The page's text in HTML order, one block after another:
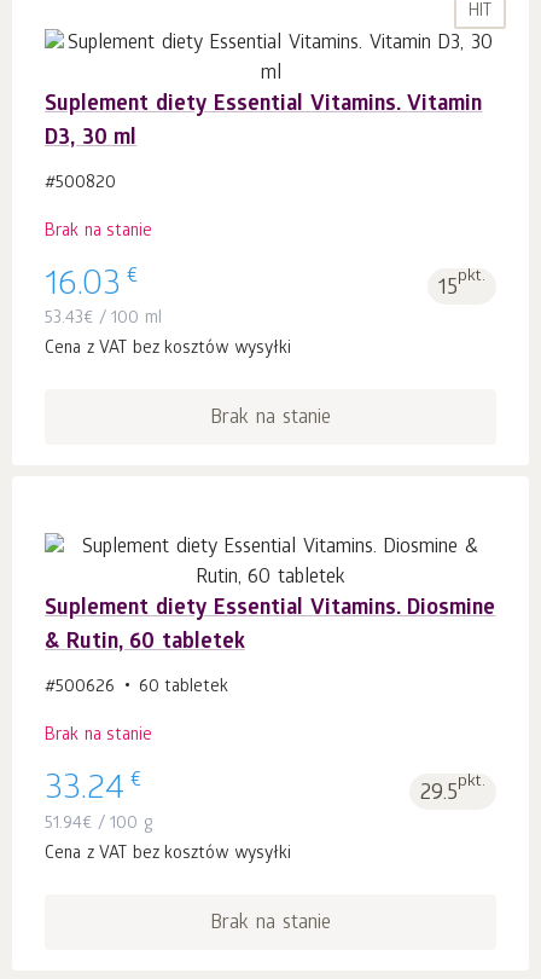
HIT
Suplement diety Essential Vitamins. Vitamin
D3, 30 ml
#500820
Brak na stanie
16.03 € 15pkt.
53.43€ / 100 ml
Cena z VAT bez kosztów wysyłki
Brak na stanie
Suplement diety Essential Vitamins. Diosmine
& Rutin, 60 tabletek
#500626 60 tabletek
Brak na stanie
33.24 € 29.5pkt.
51.94€ / 100 g
Cena z VAT bez kosztów wysyłki
Brak na stanie